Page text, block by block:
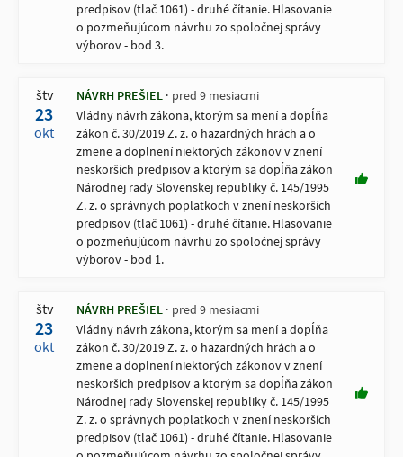
predpisov (tlač 1061) - druhé čítanie. Hlasovanie
o pozmeňujúcom návrhu zo spoločnej správy
výborov - bod 3.
štv
23
okt
NÁVRH PREŠIEL
pred 9 mesiacmi
Vládny návrh zákona, ktorým sa mení a dopĺňa
zákon č. 30/2019 Z. z. o hazardných hrách a o
zmene a doplnení niektorých zákonov v znení
neskorších predpisov a ktorým sa dopĺňa zákon
Národnej rady Slovenskej republiky č. 145/1995
Z. z. o správnych poplatkoch v znení neskorších
predpisov (tlač 1061) - druhé čítanie. Hlasovanie
o pozmeňujúcom návrhu zo spoločnej správy
výborov - bod 1.
štv
23
okt
NÁVRH PREŠIEL
pred 9 mesiacmi
Vládny návrh zákona, ktorým sa mení a dopĺňa
zákon č. 30/2019 Z. z. o hazardných hrách a o
zmene a doplnení niektorých zákonov v znení
neskorších predpisov a ktorým sa dopĺňa zákon
Národnej rady Slovenskej republiky č. 145/1995
Z. z. o správnych poplatkoch v znení neskorších
predpisov (tlač 1061) - druhé čítanie. Hlasovanie